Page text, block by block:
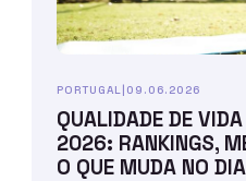
PORTUGAL 09.06.2026
QUALIDADE DE
2026: RANKINGS,
O QUE MUDA NO